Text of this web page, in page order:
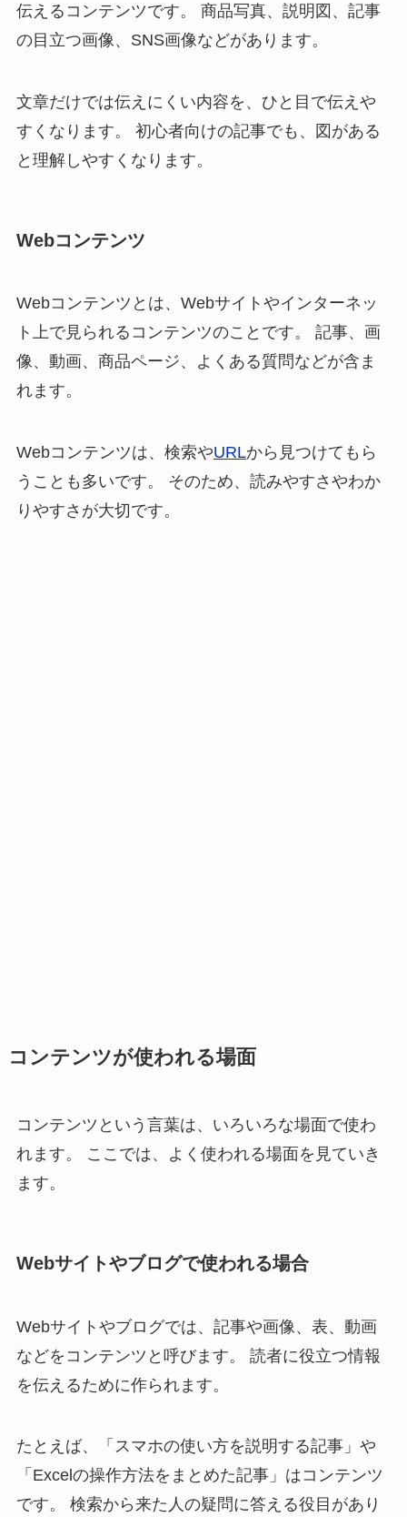
伝えるコンテンツです。 商品写真、説明図、記事
の目立つ画像、SNS画像などがあります。
文章だけでは伝えにくい内容を、ひと目で伝えや
すくなります。 初心者向けの記事でも、図がある
と理解しやすくなります。
Webコンテンツ
Webコンテンツとは、Webサイトやインターネッ
ト上で見られるコンテンツのことです。 記事、画
像、動画、商品ページ、よくある質問などが含ま
れます。
Webコンテンツは、検索やURLから見つけてもら
うことも多いです。 そのため、読みやすさやわか
りやすさが大切です。
コンテンツが使われる場面
コンテンツという言葉は、いろいろな場面で使わ
れます。 ここでは、よく使われる場面を見ていき
ます。
Webサイトやブログで使われる場合
Webサイトやブログでは、記事や画像、表、動画
などをコンテンツと呼びます。 読者に役立つ情報
を伝えるために作られます。
たとえば、「スマホの使い方を説明する記事」や
「Excelの操作方法をまとめた記事」はコンテンツ
です。 検索から来た人の疑問に答える役目があり